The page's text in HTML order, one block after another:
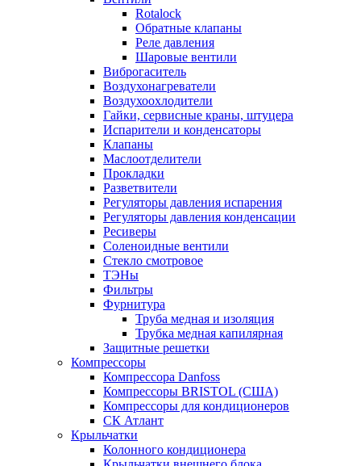
Rotalock
Обратные клапаны
Реле давления
Шаровые вентили
Виброгаситель
Воздухонагреватели
Воздухоохлодители
Гайки, сервисные краны, штуцера
Испарители и конденсаторы
Клапаны
Маслоотделители
Прокладки
Разветвители
Регуляторы давления испарения
Регуляторы давления конденсации
Ресиверы
Соленоидные вентили
Стекло смотровое
ТЭНы
Фильтры
Фурнитура
Труба медная и изоляция
Трубка медная капилярная
Защитные решетки
Компрессоры
Компрессора Danfoss
Компрессоры BRISTOL (США)
Компрессоры для кондиционеров
СК Атлант
Крыльчатки
Колонного кондиционера